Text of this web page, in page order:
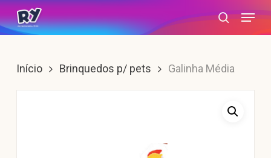
Skip
to
content
search
Menu
Início Brinquedos p/ pets Galinha Média